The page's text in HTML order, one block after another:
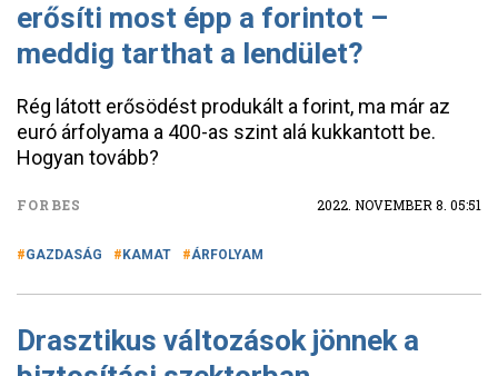
erősíti most épp a forintot –
meddig tarthat a lendület?
Rég látott erősödést produkált a forint, ma már az
euró árfolyama a 400-as szint alá kukkantott be.
Hogyan tovább?
FORBES 2022. NOVEMBER 8. 05:51
GAZDASÁG KAMAT ÁRFOLYAM
Drasztikus változások jönnek a